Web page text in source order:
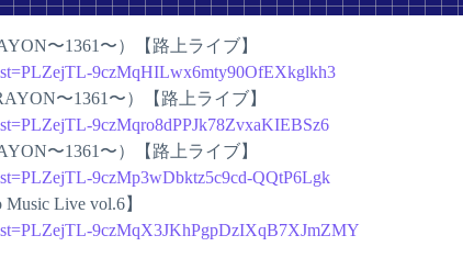
〜1361〜）【路上ライブ】
9czMqHILwx6mty90OfEXkglkh3
〜1361〜）【路上ライブ】
9czMqro8dPPJk78ZvxaKIEBSz6
〜1361〜）【路上ライブ】
9czMp3wDbktz5c9cd-QQtP6Lgk
Live vol.6】
9czMqX3JKhPgpDzIXqB7XJmZMY